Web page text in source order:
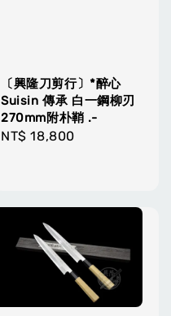
〔興隆刀剪行〕*醉心
Suisin 傳承 白一鋼柳刃
270mm附朴鞘 .-
Regular
NT$ 18,800